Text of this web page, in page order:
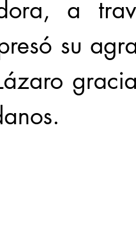
a
su